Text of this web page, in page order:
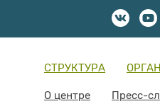
СТРУКТУРА
О центре Пресс-